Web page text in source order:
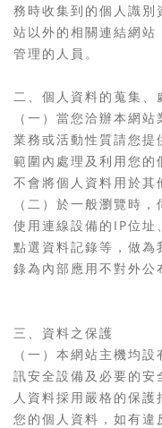
務時收集到的個人識別
站以外的相關連結網
管理的人員。
二、個人資料的蒐集、
（一）當您洽辦本網
業務或活動性質請您提
範圍內處理及利用您
不會將個人資料用於其
（二）於一般瀏覽時
使用連線設備的IP位址
點選資料記錄等，做
錄為內部應用不對外公
三、資料之保護
（一）本網站主機均
訊安全設備及必要的安
人資料採用嚴格的保
您的個人資料，如有